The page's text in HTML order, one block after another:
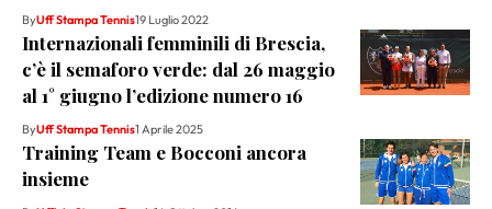
ByUff Stampa Tennis19 Luglio 2022
Internazionali femminili di Brescia,
c’è il semaforo verde: dal 26 maggio
al 1° giugno l’edizione numero 16
ByUff Stampa Tennis1 Aprile 2025
Training Team e Bocconi ancora
insieme